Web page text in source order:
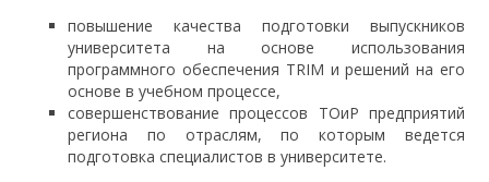
повышение качества подготовки выпускников
университета на основе использования
программного обеспечения TRIM и решений на его
основе в учебном процессе,
совершенствование процессов ТОиР предприятий
региона по отраслям, по которым ведется
подготовка специалистов в университете.